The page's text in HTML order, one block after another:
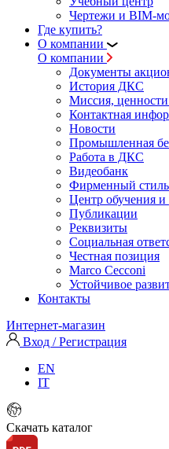
Чертежи и BIM-
Где купить?
О компании
О компании
Документы
История ДКС
Миссия,
Контактная
Новости
Промышленная
Работа в ДКС
Видеобанк
Фирменный стиль
Центр обучения и
Публикации
Реквизиты
Социальная
Честная позиция
Marco Cecconi
Устойчивое
Контакты
Интернет-магазин
Вход / Регистрация
EN
IT
Скачать каталог